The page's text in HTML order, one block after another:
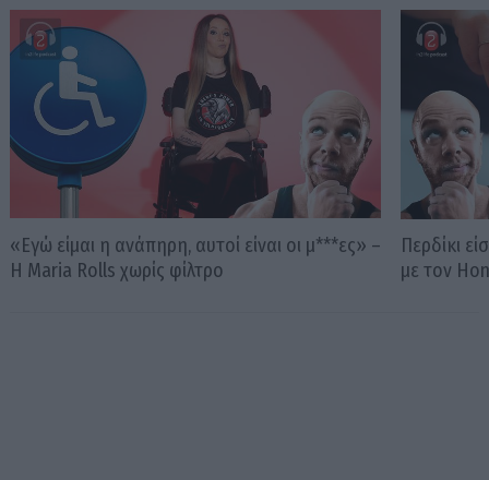
«Εγώ είμαι η ανάπηρη, αυτοί είναι οι μ***ες» –
Η Maria Rolls χωρίς φίλτρο
Περδίκι
με τον